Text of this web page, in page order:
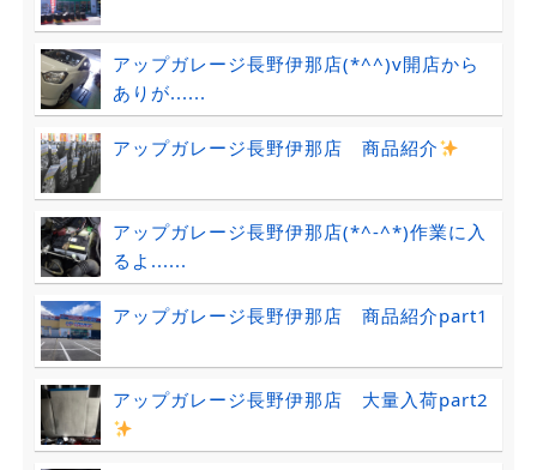
アップガレージ長野伊那店(*^^)v開店から
ありが......
アップガレージ長野伊那店 商品紹介
アップガレージ長野伊那店(*^-^*)作業に入
るよ......
アップガレージ長野伊那店 商品紹介part1
アップガレージ長野伊那店 大量入荷part2